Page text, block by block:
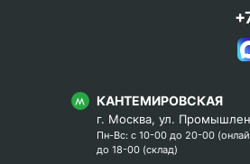
КАНТЕМИРОВСКАЯ
г. Москва, ул.
Пн-Вс: с 10-00 до 20-00
до 18-00 (склад)